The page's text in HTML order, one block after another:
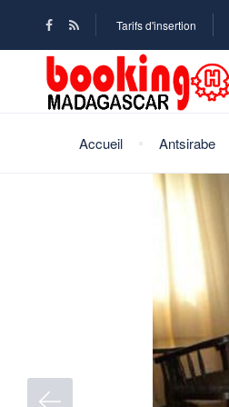
Tarifs d'insertion
Accueil Antsirabe